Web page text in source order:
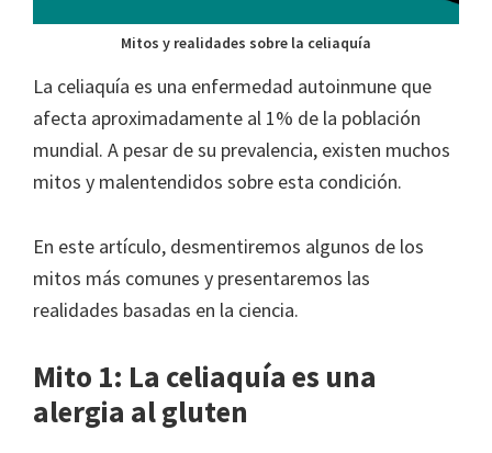
Mitos y realidades sobre la celiaquía
La celiaquía es una enfermedad autoinmune que
afecta aproximadamente al 1% de la población
mundial. A pesar de su prevalencia, existen muchos
mitos y malentendidos sobre esta condición.
En este artículo, desmentiremos algunos de los
mitos más comunes y presentaremos las
realidades basadas en la ciencia.
Mito 1: La celiaquía es una
alergia al gluten